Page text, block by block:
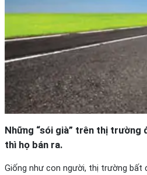
Những “sói già” trên thị trường
thì họ bán ra.
Giống như con người, thị trường bất